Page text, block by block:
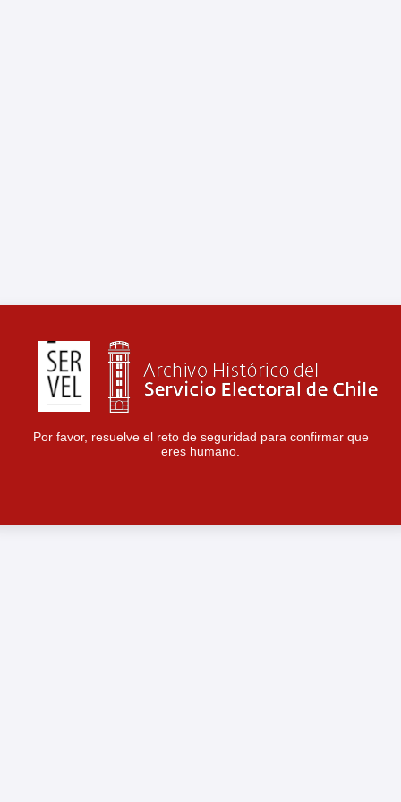
Por favor, resuelve el reto de seguridad para confirmar que
eres humano.